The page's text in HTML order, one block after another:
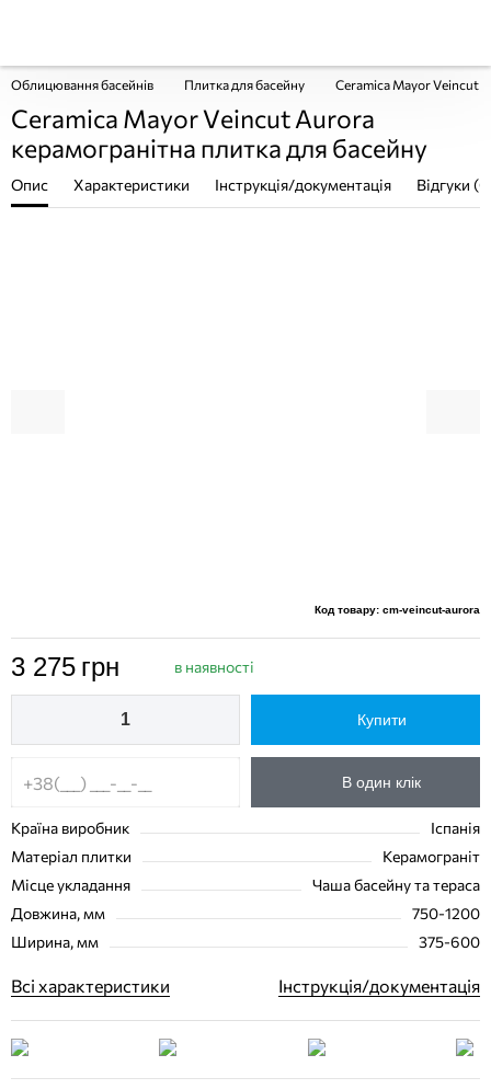
Облицювання басейнів Плитка для басейну Ceramica Mayor Veincut
Ceramica Mayor Veincut Aurora
керамогранітна плитка для басейну
Опис Характеристики Інструкція/документація Відгуки
Код товару: cm-veincut-aurora
3 275 грн в наявності
Купити
В один клік
Країна виробник
Іспанія
Матеріал плитки
Керамограніт
Місце укладання
Чаша басейну та тераса
Довжина, мм
750-1200
Ширина, мм
375-600
Всі характеристики Інструкція/документація